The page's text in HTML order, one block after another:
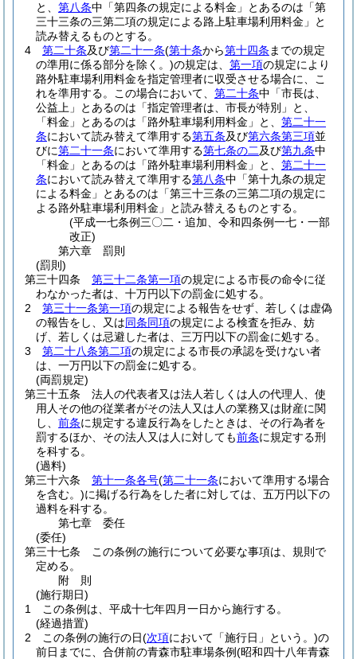
と、 第八条中「第四条の規定による料金」とあるのは「第
三十三条の三第二項の規定による路上駐車場利用料金」と
読み替えるものとする。
4
第二十条及び第二十一条(第十条から第十四条 までの規定
の準用に係る部分を除く。)の規定は、 第一項の規定により
路外駐車場利用料金を指定管理者に収受させる場合に、こ
れを準用する。
この場合において、 第二十条中「市長は、
公益上」とあるのは「指定管理者は、市長が特別」と、
「料金」とあるのは「路外駐車場利用料金」と、 第二十一
条において読み替えて準用する第五条及び第六条第三項並
びに第二十一条において準用する第七条の二及び第九条中
「料金」とあるのは「路外駐車場利用料金」と、 第二十一
条において読み替えて準用する第八条中「第十九条の規定
による料金」とあるのは「第三十三条の三第二項の規定に
よる路外駐車場利用料金」と読み替えるものとする。
(平成一七条例三〇二・追加、令和四条例一七・一部
改正)
第六章
罰則
(罰則)
第三十四条
第三十二条第一項の規定による市長の命令に従
わなかった者は、十万円以下の罰金に処する。
2
第三十一条第一項の規定による報告をせず、若しくは虚偽
の報告をし、又は同条同項の規定による検査を拒み、妨
げ、若しくは忌避した者は、三万円以下の罰金に処する。
3
第二十八条第二項の規定による市長の承認を受けない者
は、一万円以下の罰金に処する。
(両罰規定)
第三十五条
法人の代表者又は法人若しくは人の代理人、使
用人その他の従業者がその法人又は人の業務又は財産に関
し、 前条に規定する違反行為をしたときは、その行為者を
罰するほか、その法人又は人に対しても前条に規定する刑
を科する。
(過料)
第三十六条
第十一条各号(第二十一条において準用する場合
を含む。)に掲げる行為をした者に対しては、五万円以下の
過料を科する。
第七章
委任
(委任)
第三十七条
この条例の施行について必要な事項は、規則で
定める。
附 則
(施行期日)
1
この条例は、平成十七年四月一日から施行する。
(経過措置)
2
この条例の施行の日(次項において「施行日」という。)の
前日までに、合併前の青森市駐車場条例(昭和四十八年青森